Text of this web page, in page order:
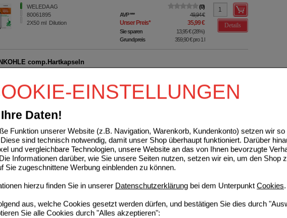
EINSTELLUNGEN
Daten!
Funktion unserer Website (z.B. Navigation, Warenkorb, Kundenkonto) setzen wir so
sind technisch notwendig, damit unser Shop überhaupt funktioniert. Darüber
und vergleichbare Technologien, unsere Website an das von Ihnen bevorzugte
Informationen darüber, wie Sie unsere Seiten nutzen, setzen wir ein, um den Shop
Sie zugeschnittene Werbung einblenden zu können.
hierzu finden Sie in unserer Datenschutzerklärung bei dem Unterpunkt Cookies.
aus, welche Cookies gesetzt werden dürfen, und bestätigen Sie dies durch
Sie alle Cookies durch "Alles akzeptieren":
WELEDA AG
80061895
2X50 ml Dilution
0
AVP*** 49,94 €
Unser Preis* 35,99 €
Sie sparen 13,95 €(28%)
Grundpreis
359,90 €pro 1 l
Details
comp.Hartkapseln
02342182
50
St Hartkapseln
AVP*** 42,40 €
Unser Preis 33,92 €
pro Seite